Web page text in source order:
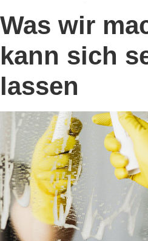
Was wir
kann sich
lassen